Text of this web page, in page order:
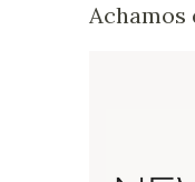
Achamos